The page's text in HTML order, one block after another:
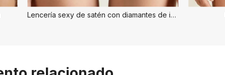
Lencería sexy de satén con diamantes de imitación para mujer